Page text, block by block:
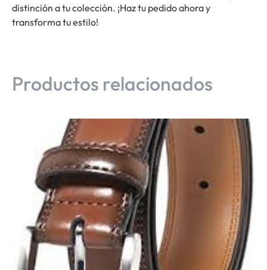
distinción a tu colección. ¡Haz tu pedido ahora y
transforma tu estilo!
Productos relacionados